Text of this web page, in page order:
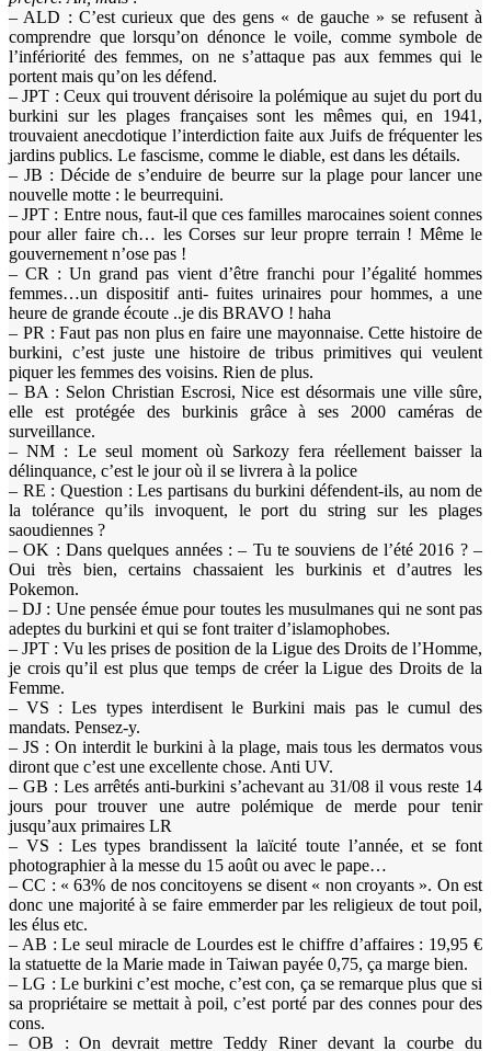
– ALD : C’est curieux que des gens « de gauche » se refusent à
comprendre que lorsqu’on dénonce le voile, comme symbole de
l’infériorité des femmes, on ne s’attaque pas aux femmes qui le
portent mais qu’on les défend.
– JPT : Ceux qui trouvent dérisoire la polémique au sujet du port du
burkini sur les plages françaises sont les mêmes qui, en 1941,
trouvaient anecdotique l’interdiction faite aux Juifs de fréquenter les
jardins publics. Le fascisme, comme le diable, est dans les détails.
– JB : Décide de s’enduire de beurre sur la plage pour lancer une
nouvelle motte : le beurrequini.
– JPT : Entre nous, faut-il que ces familles marocaines soient connes
pour aller faire ch… les Corses sur leur propre terrain ! Même le
gouvernement n’ose pas !
– CR : Un grand pas vient d’être franchi pour l’égalité hommes
femmes…un dispositif anti- fuites urinaires pour hommes, a une
heure de grande écoute ..je dis BRAVO ! haha
– PR : Faut pas non plus en faire une mayonnaise. Cette histoire de
burkini, c’est juste une histoire de tribus primitives qui veulent
piquer les femmes des voisins. Rien de plus.
– BA : Selon Christian Escrosi, Nice est désormais une ville sûre,
elle est protégée des burkinis grâce à ses 2000 caméras de
surveillance.
– NM : Le seul moment où Sarkozy fera réellement baisser la
délinquance, c’est le jour où il se livrera à la police
– RE : Question : Les partisans du burkini défendent-ils, au nom de
la tolérance qu’ils invoquent, le port du string sur les plages
saoudiennes ?
– OK : Dans quelques années : – Tu te souviens de l’été 2016 ? –
Oui très bien, certains chassaient les burkinis et d’autres les
Pokemon.
– DJ : Une pensée émue pour toutes les musulmanes qui ne sont pas
adeptes du burkini et qui se font traiter d’islamophobes.
– JPT : Vu les prises de position de la Ligue des Droits de l’Homme,
je crois qu’il est plus que temps de créer la Ligue des Droits de la
Femme.
– VS : Les types interdisent le Burkini mais pas le cumul des
mandats. Pensez-y.
– JS : On interdit le burkini à la plage, mais tous les dermatos vous
diront que c’est une excellente chose. Anti UV.
– GB : Les arrêtés anti-burkini s’achevant au 31/08 il vous reste 14
jours pour trouver une autre polémique de merde pour tenir
jusqu’aux primaires LR
– VS : Les types brandissent la laïcité toute l’année, et se font
photographier à la messe du 15 août ou avec le pape…
– CC : « 63% de nos concitoyens se disent « non croyants ». On est
donc une majorité à se faire emmerder par les religieux de tout poil,
les élus etc.
– AB : Le seul miracle de Lourdes est le chiffre d’affaires : 19,95 €
la statuette de la Marie made in Taiwan payée 0,75, ça marge bien.
– LG : Le burkini c’est moche, c’est con, ça se remarque plus que si
sa propriétaire se mettait à poil, c’est porté par des connes pour des
cons.
– OB : On devrait mettre Teddy Riner devant la courbe du